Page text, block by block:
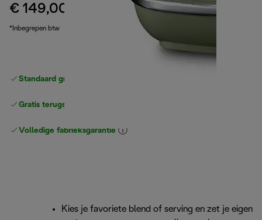
€ 149,00 originele prijs € 189,90
*Inbegrepen btw
Standaard gratis verzending
Gratis terugsturen
Volledige fabrieksgarantie
Kies je favoriete blend of serving en zet je eigen